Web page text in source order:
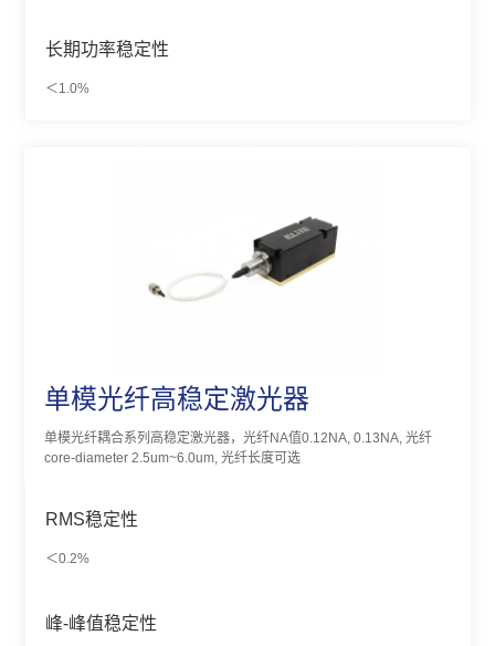
长期功率稳定性
＜1.0%
单模光纤高稳定激光器
单模光纤耦合系列高稳定激光器，光纤NA值0.12NA, 0.13NA, 光纤
core-diameter 2.5um~6.0um, 光纤长度可选
RMS稳定性
＜0.2%
峰-峰值稳定性